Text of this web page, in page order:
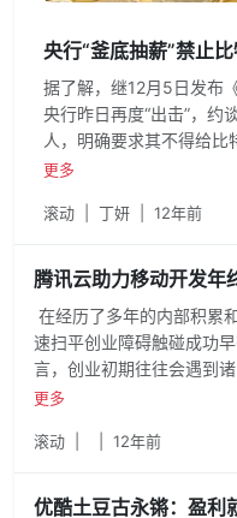
央行“釜底抽薪”禁止
据了解，继12月5日发布
央行昨日再度“出击”，约
人，明确要求其不得给比
提供支付与清算业务。
更多
滚动 丁妍 12年前
腾讯云助力移动开发年
在经历了多年的内部积
速扫平创业障碍触碰成功早有先例 对于中小型
言，创业初期往往会遇到
更多
滚动 12年前
优酷土豆古永锵：盈利